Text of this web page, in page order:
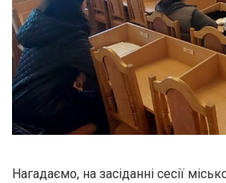
Нагадаємо, на засіданні сесії